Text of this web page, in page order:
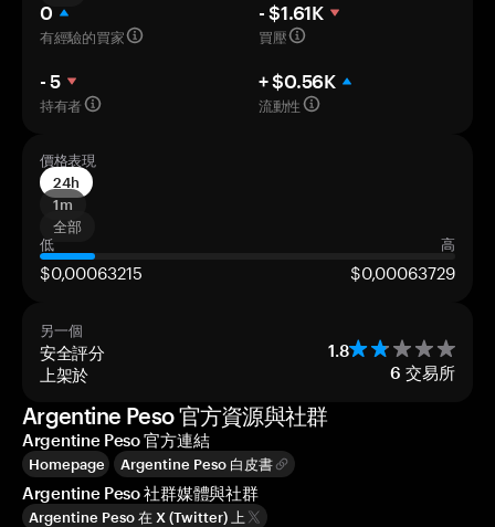
0
有經驗的買家
- $1.61K
買壓
- 5
持有者
+ $0.56K
流動性
價格表現
24h
1m
全部
低
高
$0,00063215 $0,00063729
另一個
安全評分 1.8
上架於 6 交易所
Argentine Peso 官方資源與社群
Argentine Peso 官方連結
Homepage Argentine Peso 白皮書
Argentine Peso 社群媒體與社群
Argentine Peso 在 X (Twitter) 上